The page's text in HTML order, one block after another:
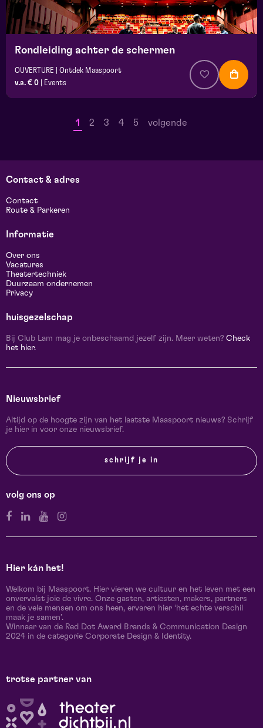
Rondleiding achter de schermen
OUVERTURE | Ontdek Maaspoort
v.a. € 0
Events
1 2 3 4 5 volgende
Contact & adres
Contact
Route & Parkeren
Informatie
Over ons
Vacatures
Theatertechniek
Duurzaam ondernemen
Privacy
huisgezelschap
Bij Club Lam mag je onbeschaamd jezelf zijn. Meer weten? Check
het hier.
Nieuwsbrief
Altijd op de hoogte zijn van het laatste Maaspoort nieuws? Schrijf
je hier in voor onze nieuwsbrief.
schrijf je in
volg ons op
Hier kán het!
Welkom bij Maaspoort. Hier vieren we cultuur en het leven met een
onvervalst joie de vivre. Onze gasten, artiesten, makers, partners
en de vele mensen om ons heen, ervaren hier ‘het echte verschil
maak je samen’.
Winnaar van de Red Dot Award Brands & Communication Design
2024 in de categorie Corporate Design & Identity.
trotse partner van